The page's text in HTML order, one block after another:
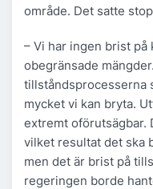
område. Det satte
– Vi har ingen brist på
obegränsade
tillståndsprocesserna
mycket vi kan bryta.
extremt oförutsägbar.
vilket resultat det ska
men det är brist på
regeringen borde